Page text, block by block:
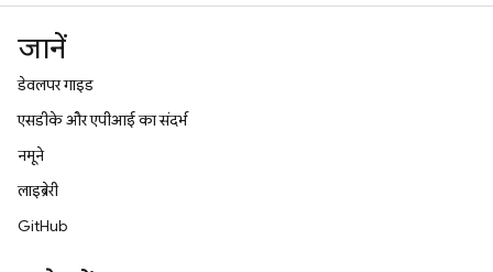
जानें
डेवलपर गाइड
एसडीके और एपीआई का संदर्भ
नमूने
लाइब्रेरी
GitHub